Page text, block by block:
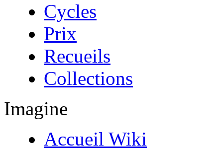
Cycles
Prix
Recueils
Collections
Imagine
Accueil Wiki